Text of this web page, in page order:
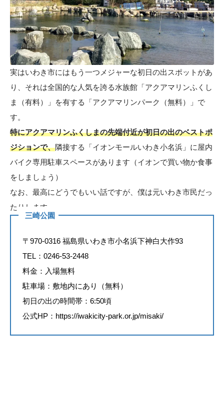
実はいわき市にはもう一つメジャーな初日の出スポットがあ
り、それは全国的な人気を誇る水族館「アクアマリンふくし
ま（有料）」を有する「アクアマリンパーク（無料）」で
す。
特にアクアマリンふくしまの先端付近が初日の出のベストポ
ジションで、隣接する「イオンモールいわき小名浜」に屋内
バイク専用駐車スペースがあります（イオンで買い物か食事
をしましょう）
なお、最高にどうでもいい話ですが、僕は元いわき市民だっ
たりします。
三崎公園
〒970-0316 福島県いわき市小名浜下神白大作93
TEL：0246-53-2448
料金：入場無料
駐車場：敷地内にあり（無料）
初日の出の時間帯：6:50頃
公式HP： https://iwakicity-park.or.jp/misaki/